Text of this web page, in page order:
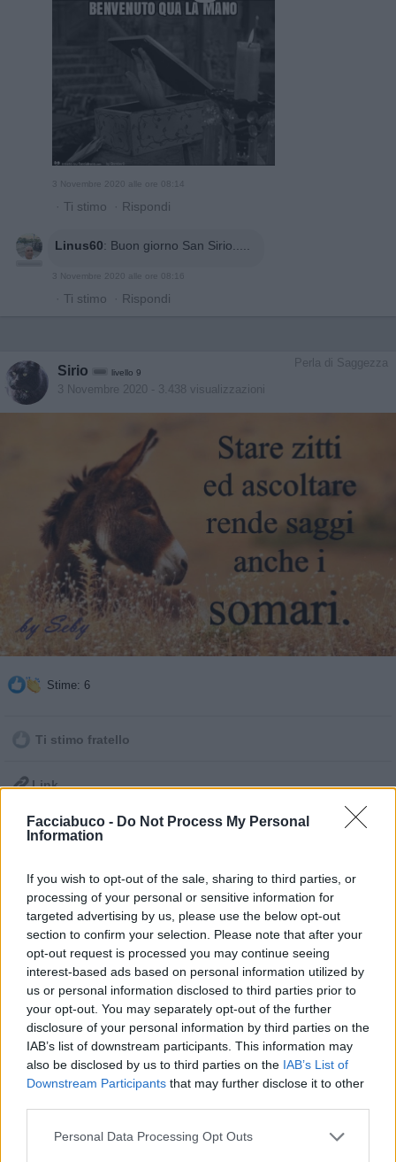
Facciabuco - Do Not Process My Personal
Information
If you wish to opt-out of the sale, sharing to third parties, or
processing of your personal or sensitive information for
targeted advertising by us, please use the below opt-out
section to confirm your selection. Please note that after your
opt-out request is processed you may continue seeing
interest-based ads based on personal information utilized by
us or personal information disclosed to third parties prior to
your opt-out. You may separately opt-out of the further
disclosure of your personal information by third parties on the
IAB’s list of downstream participants. This information may
also be disclosed by us to third parties on the IAB’s List of
Downstream Participants that may further disclose it to other
Personal Data Processing Opt Outs
3 Novembre 2020 alle ore 08:14
· Ti stimo · Rispondi
Linus60: Buon giorno San Sirio.....
3 Novembre 2020 alle ore 08:16
· Ti stimo · Rispondi
Perla di Saggezza
Sirio livello 9
3 Novembre 2020 - 3.438 visualizzazioni
Stime: 6
Ti stimo fratello
Link
Salva
Sirio livello 9
3 Novembre 2020- 4.246 visualizzazioni
Buon pomerigio a tutti😎